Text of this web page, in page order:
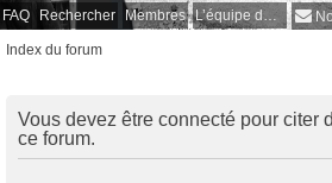
FAQ Rechercher Membres L’équipe du forum
Index du forum
Vous devez être connecté pour citer
ce forum.